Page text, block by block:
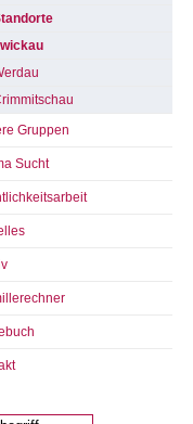
Gruppen
Sucht